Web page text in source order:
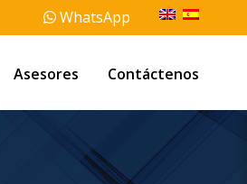
WhatsApp
Asesores Contáctenos